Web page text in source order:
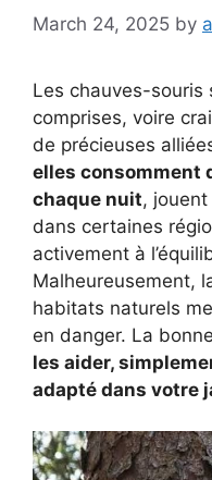
March 24, 2025 by
Les chauves-souris
comprises, voire
de précieuses
elles consomment
chaque nuit,
dans certaines
activement à
Malheureusement,
habitats naturels
en danger. La
les aider,
adapté dans votre